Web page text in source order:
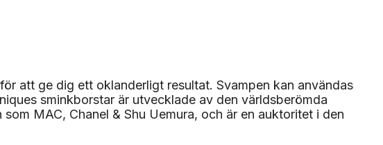
att ge dig ett oklanderligt resultat. Svampen kan användas
sminkborstar är utvecklade av den världsberömda
MAC, Chanel & Shu Uemura, och är en auktoritet i den